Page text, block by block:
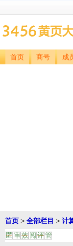
首页 商号 成
首页 > 全部栏目 > 计
匿 审 效 阅 评 管